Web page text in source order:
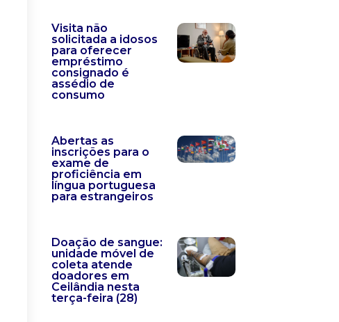
Visita não
solicitada a idosos
para oferecer
empréstimo
consignado é
assédio de
consumo
Abertas as
inscrições para o
exame de
proficiência em
língua portuguesa
para estrangeiros
Doação de sangue:
unidade móvel de
coleta atende
doadores em
Ceilândia nesta
terça-feira (28)